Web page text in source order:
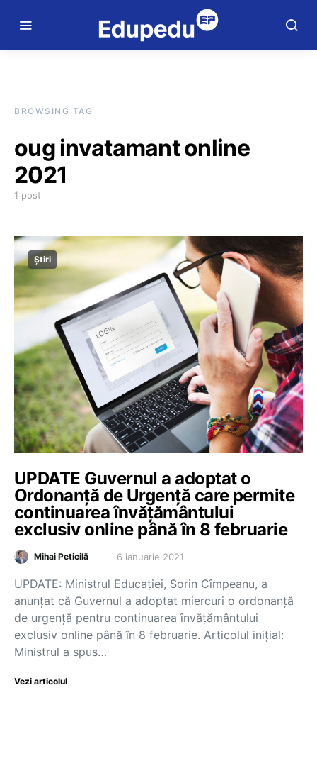
BROWSING TAG
oug invatamant online
2021
1 post
Știri
UPDATE Guvernul a adoptat o
Ordonanță de Urgență care permite
continuarea învăţământului
exclusiv online până în 8 februarie
Mihai Peticilă 6 ianuarie 2021
UPDATE: Ministrul Educaţiei, Sorin Cîmpeanu, a
anunţat că Guvernul a adoptat miercuri o ordonanță
de urgență pentru continuarea învăţământului
exclusiv online până în 8 februarie. Articolul inițial:
Ministrul a spus…
Vezi articolul